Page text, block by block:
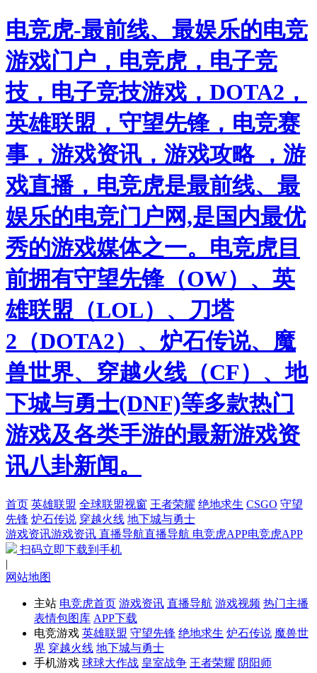
电竞虎-最前线、最娱乐的电竞
游戏门户，电竞虎，电子竞
技，电子竞技游戏，DOTA2，
英雄联盟，守望先锋，电竞赛
事，游戏资讯，游戏攻略 ，游
戏直播，电竞虎是最前线、最
娱乐的电竞门户网,是国内最优
秀的游戏媒体之一。电竞虎目
前拥有守望先锋（OW）、英
雄联盟（LOL）、刀塔
2（DOTA2）、炉石传说、魔
兽世界、穿越火线（CF）、地
下城与勇士(DNF)等多款热门
游戏及各类手游的最新游戏资
讯八卦新闻。
首页 英雄联盟 全球联盟视窗 王者荣耀 绝地求生 CSGO 守望
先锋 炉石传说 穿越火线 地下城与勇士
游戏资讯游戏资讯 直播导航直播导航 电竞虎APP电竞虎APP
扫码立即下载到手机
|
网站地图
主站 电竞虎首页 游戏资讯 直播导航 游戏视频 热门主播
表情包图库 APP下载
电竞游戏 英雄联盟 守望先锋 绝地求生 炉石传说 魔兽世
界 穿越火线 地下城与勇士
手机游戏 球球大作战 皇室战争 王者荣耀 阴阳师